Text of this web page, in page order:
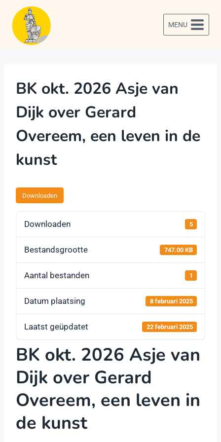
Doorgaan
naar
inhoud
MENU
BK okt. 2026 Asje van
Dijk over Gerard
Overeem, een leven in de
kunst
Downloaden
Downloaden 5
Bestandsgrootte 747.00 KB
Aantal bestanden 1
Datum plaatsing 8 februari 2025
Laatst geüpdatet 22 februari 2025
BK okt. 2026 Asje van
Dijk over Gerard
Overeem, een leven in
de kunst